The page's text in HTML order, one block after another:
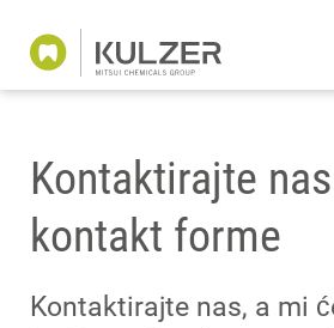
Kontaktirajte
kontakt forme
Kontaktirajte nas, a mi